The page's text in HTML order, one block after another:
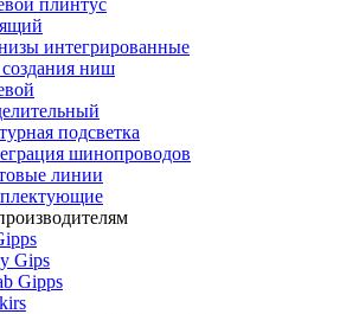
плинтус
интегрированные
ниш
подсветка
шинопроводов
линии
Gips
Gipps